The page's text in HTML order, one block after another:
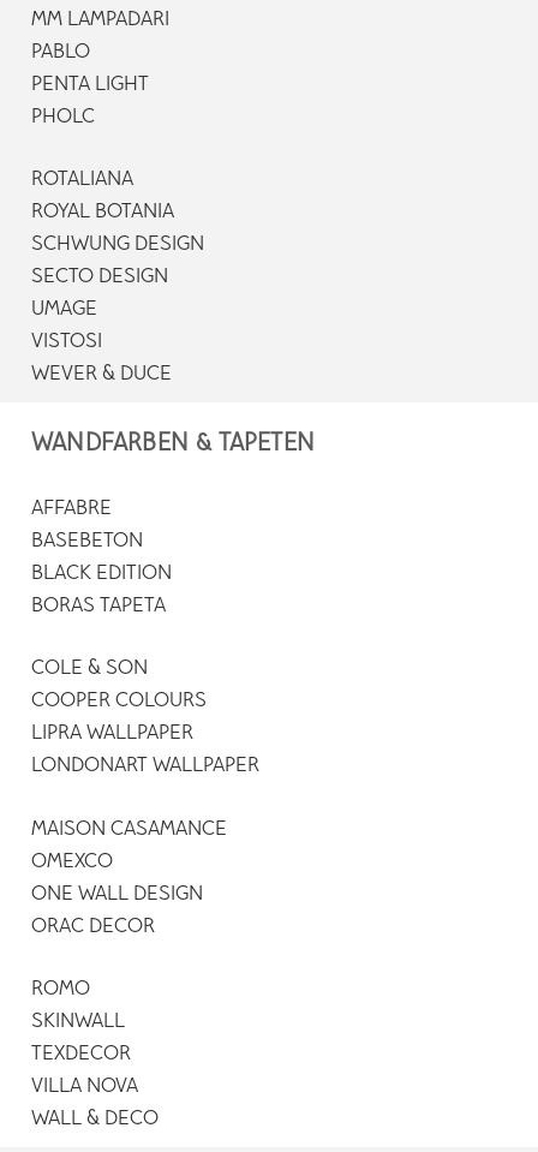
MM LAMPADARI
PABLO
PENTA LIGHT
PHOLC
ROTALIANA
ROYAL BOTANIA
SCHWUNG DESIGN
SECTO DESIGN
UMAGE
VISTOSI
WEVER & DUCE
WANDFARBEN & TAPETEN
AFFABRE
BASEBETON
BLACK EDITION
BORAS TAPETA
COLE & SON
COOPER COLOURS
LIPRA WALLPAPER
LONDONART WALLPAPER
MAISON CASAMANCE
OMEXCO
ONE WALL DESIGN
ORAC DECOR
ROMO
SKINWALL
TEXDECOR
VILLA NOVA
WALL & DECO